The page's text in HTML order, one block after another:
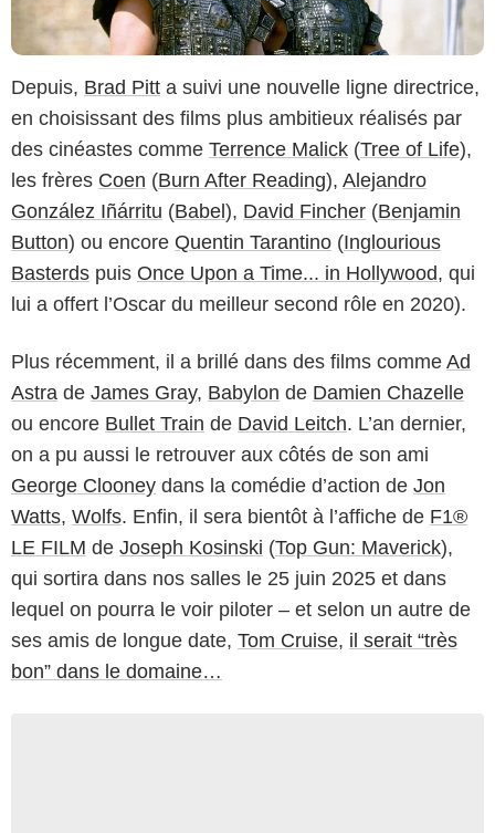
Depuis, Brad Pitt a suivi une nouvelle ligne directrice,
en choisissant des films plus ambitieux réalisés par
des cinéastes comme Terrence Malick (Tree of Life),
les frères Coen (Burn After Reading), Alejandro
González Iñárritu (Babel), David Fincher (Benjamin
Button) ou encore Quentin Tarantino (Inglourious
Basterds puis Once Upon a Time... in Hollywood, qui
lui a offert l’Oscar du meilleur second rôle en 2020).
Plus récemment, il a brillé dans des films comme Ad
Astra de James Gray, Babylon de Damien Chazelle
ou encore Bullet Train de David Leitch. L’an dernier,
on a pu aussi le retrouver aux côtés de son ami
George Clooney dans la comédie d’action de Jon
Watts, Wolfs. Enfin, il sera bientôt à l’affiche de F1®
LE FILM de Joseph Kosinski (Top Gun: Maverick),
qui sortira dans nos salles le 25 juin 2025 et dans
lequel on pourra le voir piloter – et selon un autre de
ses amis de longue date, Tom Cruise, il serait “très
bon” dans le domaine…